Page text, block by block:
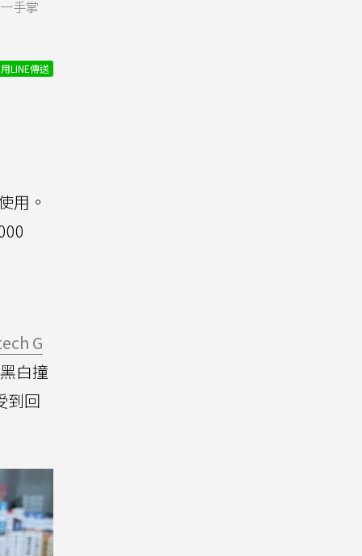
手掌
用LINE傳送
用。
G
白撞
到回